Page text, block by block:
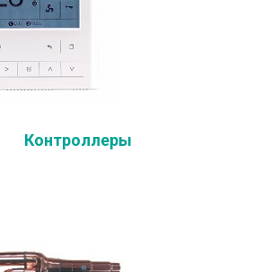
Контроллеры